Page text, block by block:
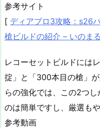
参考サイト
[ ディアブロ3攻略：s26
槍ビルドの紹介 – いのま
レコーセットビルドには
掟」と「300本目の槍」
らの強化では、この2つ
のは簡単ですし、厳選も
参考動画